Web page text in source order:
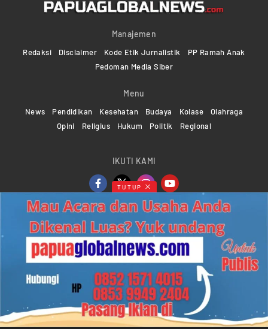
Manajemen
Redaksi Disclaimer Kode Etik Jurnalistik
PP Ramah Anak
Pedoman Media Siber
Menu
News Pendidikan Kesehatan Budaya Kolase
Olahraga
Opini
Religius Hukum Politik Regional
IKUTI KAMI
Copyright ©2024-2026 Papuaglobalnews.com | All rights
reserved
Web Developer Powered byKMGNetwork
TUTUP